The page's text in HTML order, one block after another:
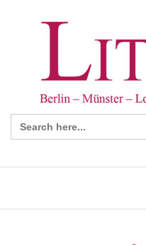
Search
for: